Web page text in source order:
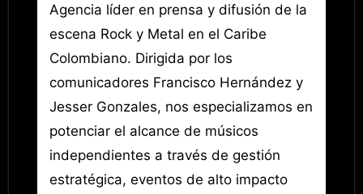
Agencia líder en prensa y difusión de la
escena Rock y Metal en el Caribe
Colombiano. Dirigida por los
comunicadores Francisco Hernández y
Jesser Gonzales, nos especializamos en
potenciar el alcance de músicos
independientes a través de gestión
estratégica, eventos de alto impacto